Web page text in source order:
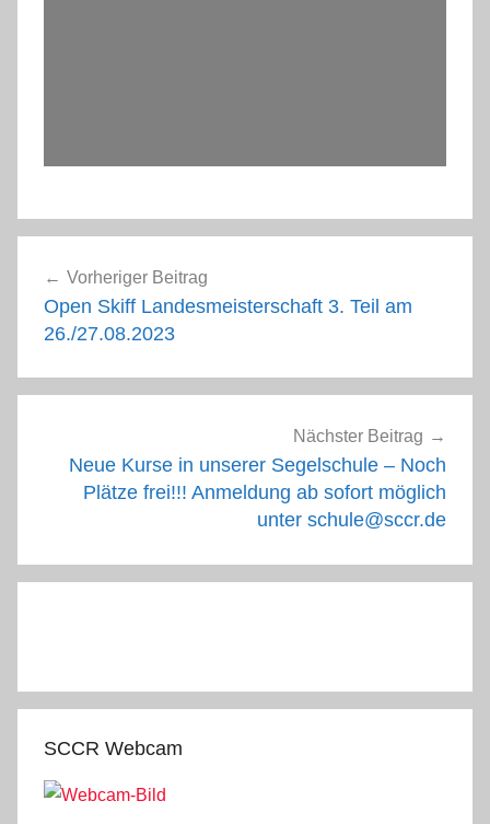
Vorheriger Beitrag
Open Skiff Landesmeisterschaft 3. Teil am
26./27.08.2023
Nächster Beitrag
Neue Kurse in unserer Segelschule – Noch
Plätze frei!!! Anmeldung ab sofort möglich
unter schule@sccr.de
SCCR Webcam